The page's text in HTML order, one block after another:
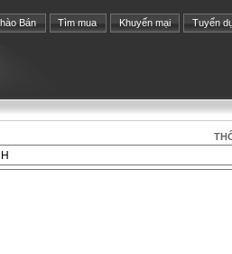
Bán Tìm mua Khuyến mại Tuyển